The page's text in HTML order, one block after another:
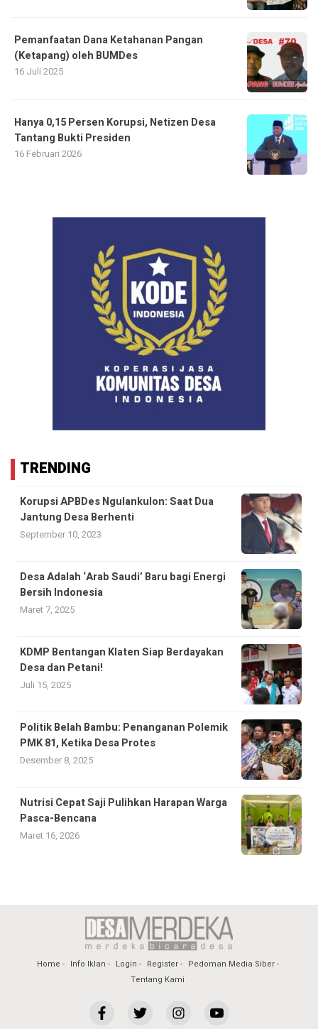
Pemanfaatan Dana Ketahanan Pangan
(Ketapang) oleh BUMDes
16 Juli 2025
Hanya 0,15 Persen Korupsi, Netizen Desa
Tantang Bukti Presiden
16 Februari 2026
TRENDING
Korupsi APBDes Ngulankulon: Saat Dua
Jantung Desa Berhenti
September 10, 2023
Desa Adalah ‘Arab Saudi’ Baru bagi Energi
Bersih Indonesia
Maret 7, 2025
KDMP Bentangan Klaten Siap Berdayakan
Desa dan Petani!
Juli 15, 2025
Politik Belah Bambu: Penanganan Polemik
PMK 81, Ketika Desa Protes
Desember 8, 2025
Nutrisi Cepat Saji Pulihkan Harapan Warga
Pasca-Bencana
Maret 16, 2026
Home Info Iklan Login Register
Pedoman Media Siber
Tentang Kami